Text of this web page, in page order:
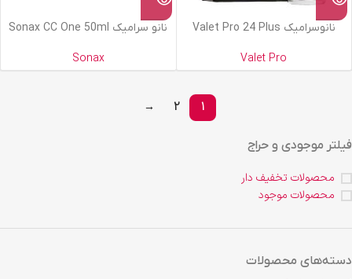
فیلتر موجودی و حراج
محصولات تخفیف دار
محصولات موجود
دسته‌های محصولات
نانوسرامیک Valet Pro 24 Plus
Valet Pro
نانو سرامیک Sonax CC One 50ml
Sonax
1
2
→